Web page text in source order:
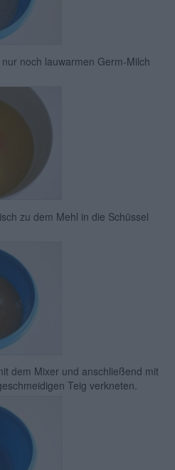
noch lauwarmen Germ-Milch
zu dem Mehl in die Schüssel
dem Mixer und anschließend mit
Teig verkneten.